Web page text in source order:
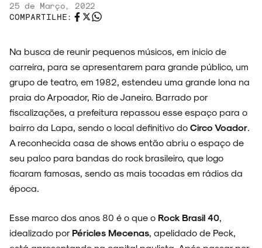
ARQUIVO
ENTREVISTAS
25 de Março, 2022
COMPARTILHE:
Na busca de reunir pequenos músicos, em inicio de
carreira, para se apresentarem para grande público, um
grupo de teatro, em 1982, estendeu uma grande lona na
praia do Arpoador, Rio de Janeiro. Barrado por
fiscalizações, a prefeitura repassou esse espaço para o
bairro da Lapa, sendo o local definitivo do Circo Voador.
A reconhecida casa de shows então abriu o espaço de
seu palco para bandas do rock brasileiro, que logo
ficaram famosas, sendo as mais tocadas em rádios da
época.
Esse marco dos anos 80 é o que o Rock Brasil 40,
idealizado por Péricles Mecenas, apelidado de Peck,